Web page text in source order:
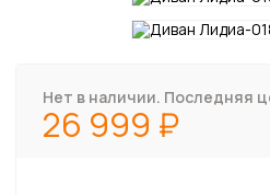
Нет в наличии. Последняя
26 999